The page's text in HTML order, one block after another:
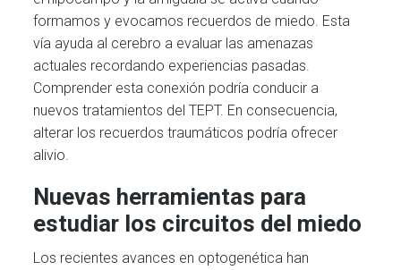
formamos y evocamos recuerdos de miedo. Esta
vía ayuda al cerebro a evaluar las amenazas
actuales recordando experiencias pasadas.
Comprender esta conexión podría conducir a
nuevos tratamientos del TEPT. En consecuencia,
alterar los recuerdos traumáticos podría ofrecer
alivio.
Nuevas herramientas para
estudiar los circuitos del miedo
Los recientes avances en optogenética han